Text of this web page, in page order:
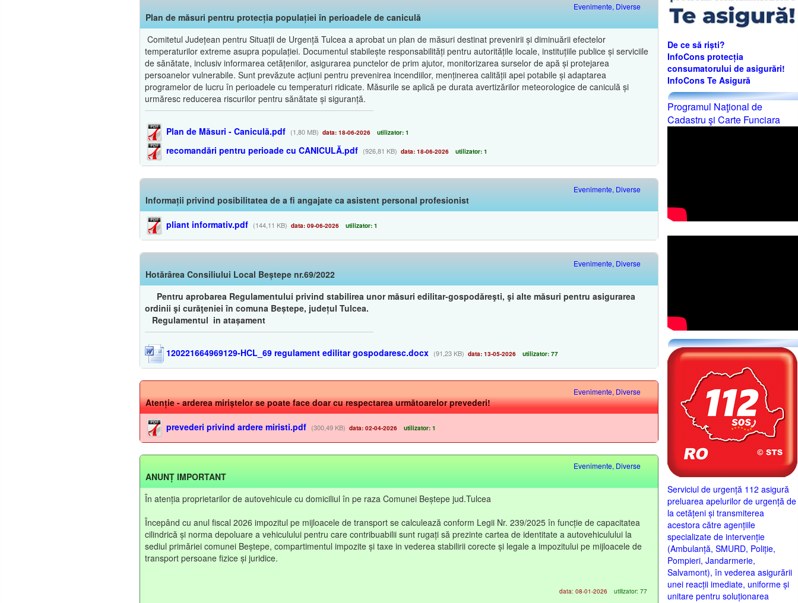
Evenimente, Diverse
Plan de măsuri pentru protecția populației în perioadele de caniculă
Comitetul Județean pentru Situații de Urgență Tulcea a aprobat un plan de măsuri destinat prevenirii și diminuării efectelor
temperaturilor extreme asupra populației. Documentul stabilește responsabilități pentru autoritățile locale, instituțiile publice și serviciile
de sănătate, inclusiv informarea cetățenilor, asigurarea punctelor de prim ajutor, monitorizarea surselor de apă și protejarea
persoanelor vulnerabile. Sunt prevăzute acțiuni pentru prevenirea incendiilor, menținerea calității apei potabile și adaptarea
programelor de lucru în perioadele cu temperaturi ridicate. Măsurile se aplică pe durata avertizărilor meteorologice de caniculă și
urmăresc reducerea riscurilor pentru sănătate și siguranță.
Plan de Măsuri - Caniculă.pdf (1,80 MB) data: 18-06-2026 utilizator: 1
recomandări pentru perioade cu CANICULĂ.pdf (926,81 KB) data: 18-06-2026 utilizator: 1
Evenimente, Diverse
Informații privind posibilitatea de a fi angajate ca asistent personal profesionist
pliant informativ.pdf (144,11 KB) data: 09-06-2026 utilizator: 1
Evenimente, Diverse
Hotărârea Consiliului Local Beștepe nr.69/2022
Pentru aprobarea Regulamentului privind stabilirea unor măsuri edilitar-gospodăreşti, şi alte măsuri pentru asigurarea
ordinii şi curăţeniei în comuna Beștepe, județul Tulcea.
Regulamentul in atașament
120221664969129-HCL_69 regulament edilitar gospodaresc.docx (91,23 KB) data: 13-05-2026 utilizator: 77
Evenimente, Diverse
Atenție - arderea miriștelor se poate face doar cu respectarea următoarelor prevederi!
prevederi privind ardere miristi.pdf (300,49 KB) data: 02-04-2026 utilizator: 1
Evenimente, Diverse
ANUNȚ IMPORTANT
În atenția proprietarilor de autovehicule cu domiciliul în pe raza Comunei Beștepe jud.Tulcea
Începând cu anul fiscal 2026 impozitul pe mijloacele de transport se calculează conform Legii Nr. 239/2025 în funcție de capacitatea
cilindrică și norma depoluare a vehiculului pentru care contribuabilii sunt rugați să prezinte cartea de identitate a autovehiculului la
sediul primăriei comunei Beștepe, compartimentul impozite și taxe in vederea stabilirii corecte și legale a impozitului pe mijloacele de
transport persoane fizice și juridice.
data: 08-01-2026 utilizator: 77
De ce să riști?
InfoCons protecția
consumatorului de asigurări!
InfoCons Te Asigură
Programul Naţional de
Cadastru şi Carte Funciara
Serviciul de urgență 112 asigură
preluarea apelurilor de urgență de
la cetățeni și transmiterea
acestora către agențiile
specializate de intervenție
(Ambulanță, SMURD, Poliție,
Pompieri, Jandarmerie,
Salvamont), în vederea asigurării
unei reacții imediate, uniforme și
unitare pentru soluționarea